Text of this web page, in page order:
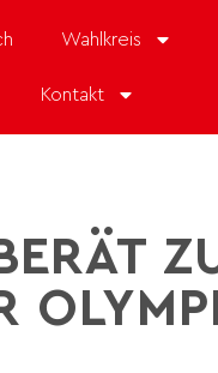
Wahlkreis
Kontakt